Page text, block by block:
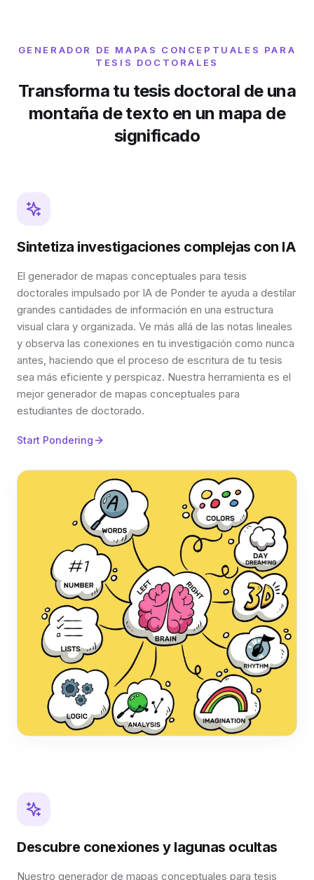
GENERADOR DE MAPAS CONCEPTUALES PARA
TESIS DOCTORALES
Transforma tu tesis doctoral de una
montaña de texto en un mapa de
significado
Sintetiza investigaciones complejas con IA
El generador de mapas conceptuales para tesis
doctorales impulsado por IA de Ponder te ayuda a destilar
grandes cantidades de información en una estructura
visual clara y organizada. Ve más allá de las notas lineales
y observa las conexiones en tu investigación como nunca
antes, haciendo que el proceso de escritura de tu tesis
sea más eficiente y perspicaz. Nuestra herramienta es el
mejor generador de mapas conceptuales para
estudiantes de doctorado.
Start Pondering
Descubre conexiones y lagunas ocultas
Nuestro generador de mapas conceptuales para tesis